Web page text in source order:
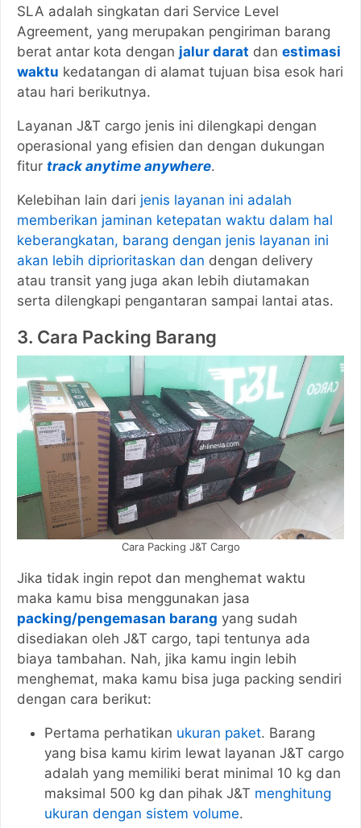
SLA adalah singkatan dari Service Level
Agreement, yang merupakan pengiriman barang
berat antar kota dengan jalur darat dan estimasi
waktu kedatangan di alamat tujuan bisa esok hari
atau hari berikutnya.
Layanan J&T cargo jenis ini dilengkapi dengan
operasional yang efisien dan dengan dukungan
fitur track anytime anywhere.
Kelebihan lain dari jenis layanan ini adalah
memberikan jaminan ketepatan waktu dalam hal
keberangkatan, barang dengan jenis layanan ini
akan lebih diprioritaskan dan dengan delivery
atau transit yang juga akan lebih diutamakan
serta dilengkapi pengantaran sampai lantai atas.
3. Cara Packing Barang
Cara Packing J&T Cargo
Jika tidak ingin repot dan menghemat waktu
maka kamu bisa menggunakan jasa
packing/pengemasan barang yang sudah
disediakan oleh J&T cargo, tapi tentunya ada
biaya tambahan. Nah, jika kamu ingin lebih
menghemat, maka kamu bisa juga packing sendiri
dengan cara berikut:
Pertama perhatikan ukuran paket. Barang
yang bisa kamu kirim lewat layanan J&T cargo
adalah yang memiliki berat minimal 10 kg dan
maksimal 500 kg dan pihak J&T menghitung
ukuran dengan sistem volume.